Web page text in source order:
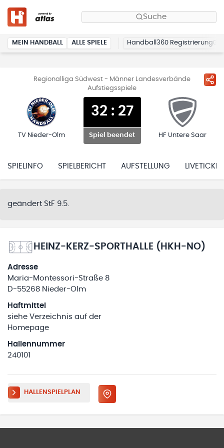
Suche
MEIN HANDBALL ALLE SPIELE Handball360 Registrierung
Regionalliga Südwest - Männer Landesverbände
Aufstiegsspiele
TV Nieder-Olm
32: 27
Spiel beendet HF Untere Saar
SPIELINFO SPIELBERICHT AUFSTELLUNG LIVETICKER
geändert StF 9.5.
HEINZ-KERZ-SPORTHALLE (HKH-NO)
Adresse
Maria-Montessori-Straße 8
D-55268 Nieder-Olm
Haftmittel
siehe Verzeichnis auf der
Homepage
Hallennummer
240101
HALLENSPIELPLAN